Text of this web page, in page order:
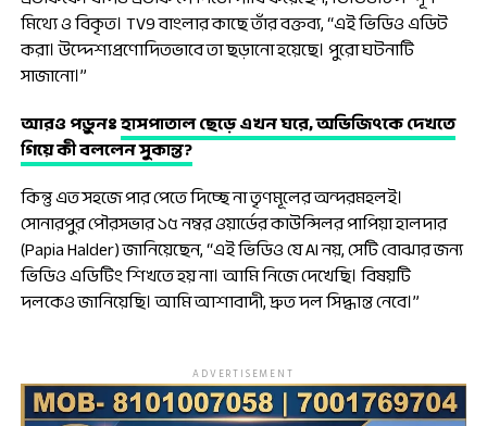
মিথ্যে ও বিকৃত। TV9 বাংলার কাছে তাঁর বক্তব্য, “এই ভিডিও এডিট
করা। উদ্দেশ্যপ্রণোদিতভাবে তা ছড়ানো হয়েছে। পুরো ঘটনাটি
সাজানো।”
আরও পড়ুনঃহাসপাতাল ছেড়ে এখন ঘরে, অভিজিৎকে দেখতে
গিয়ে কী বললেন সুকান্ত?
কিন্তু এত সহজে পার পেতে দিচ্ছে না তৃণমূলের অন্দরমহলই।
সোনারপুর পৌরসভার ১৫ নম্বর ওয়ার্ডের কাউন্সিলর পাপিয়া হালদার
(Papia Halder) জানিয়েছেন, “এই ভিডিও যে AI নয়, সেটি বোঝার জন্য
ভিডিও এডিটিং শিখতে হয় না। আমি নিজে দেখেছি। বিষয়টি
দলকেও জানিয়েছি। আমি আশাবাদী, দ্রুত দল সিদ্ধান্ত নেবে।”
ADVERTISEMENT